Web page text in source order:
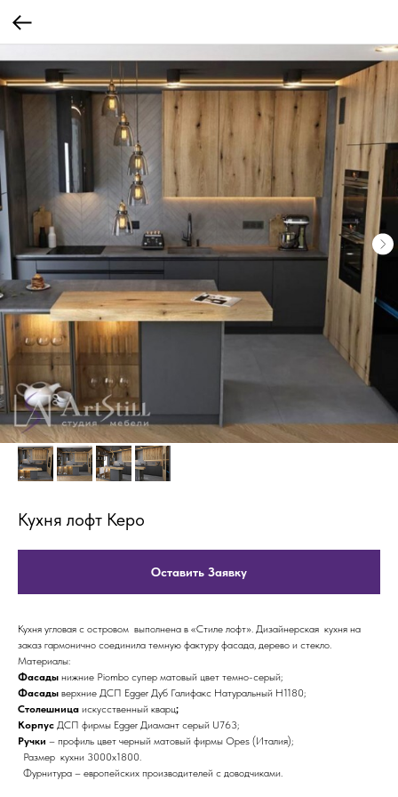
Кухня лофт Керо
Оставить Заявку
Кухня угловая с островом выполнена в «Стиле лофт». Дизайнерская кухня на
заказ гармонично соединила темную фактуру фасада, дерево и стекло.
Материалы:
Фасады нижние Piombo супер матовый цвет темно-серый;
Фасады верхние ДСП Egger Дуб Галифакс Натуральный Н1180;
Столешница искусственный кварц;
Корпус ДСП фирмы Egger Диамант серый U763;
Ручки – профиль цвет черный матовый фирмы Opes (Италия);
Размер кухни 3000х1800.
Фурнитура – европейских производителей с доводчиками.